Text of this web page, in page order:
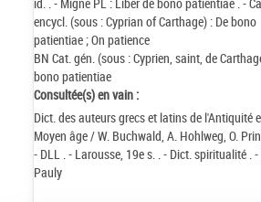
encycl. (sous : Cyprian of Carthage) : De bono
patientiae ; On patience
BN Cat. gén. (sous : Cyprien, saint, de
bono patientiae
Consultée(s) en vain :
Dict. des auteurs grecs et latins de l'Antiquité
Moyen âge / W. Buchwald, A. Hohlweg, O.
- DLL . - Larousse, 19e s. . - Dict. spiritualité .
Pauly